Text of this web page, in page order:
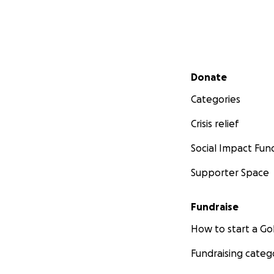
Secondary menu
Donate
Categories
Crisis relief
Social Impact
Supporter Space
Fundraise
How to start a
Fundraising